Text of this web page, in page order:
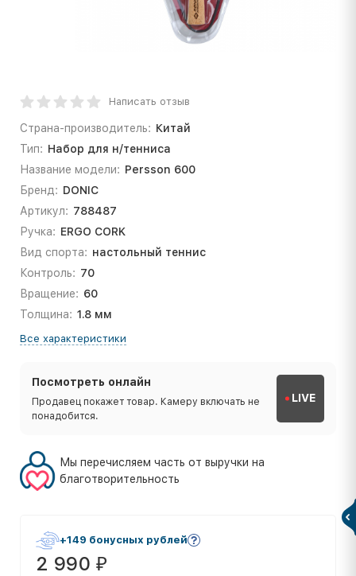
Написать отзыв
Страна-производитель: Китай
Тип: Набор для н/тенниса
Название модели: Persson 600
Бренд: DONIC
Артикул: 788487
Ручка: ERGO CORK
Вид спорта: настольный теннис
Контроль: 70
Вращение: 60
Толщина: 1.8 мм
Все характеристики
Посмотреть онлайн
Продавец покажет товар. Камеру включать не
понадобится.
LIVE
Мы перечисляем часть от выручки на
благотворительность
+149 бонусных рублей
2 990 ₽